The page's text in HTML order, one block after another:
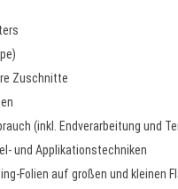
Zuschnitte
(inkl. Endverarbeitung und
und Applikationstechniken
Folien auf großen und kleinen